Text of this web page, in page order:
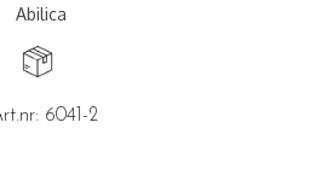
Abilica
6041-2